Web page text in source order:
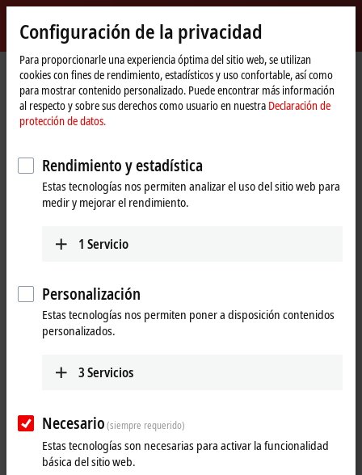
Beckhoff
-
New
Automation
Technology
myBeckhoff
Página
de
inicio
Support Download finder Bookmark list
Bookmark list
Do you need help? Please feel free to contact us.
Configuración de la privacidad
Para proporcionarle una experiencia óptima del sitio web, se utilizan
cookies con fines de rendimiento, estadísticos y uso confortable, así como
para mostrar contenido personalizado. Puede encontrar más información
al respecto y sobre sus derechos como usuario en nuestra Declaración de
protección de datos.
Rendimiento y estadística
Estas tecnologías nos permiten analizar el uso del sitio web para
medir y mejorar el rendimiento.
1 Servicio
Personalización
Estas tecnologías nos permiten poner a disposición contenidos
personalizados.
3Servicios
Necesario(siempre requerido)
Estas tecnologías son necesarias para activar la funcionalidad
básica del sitio web.